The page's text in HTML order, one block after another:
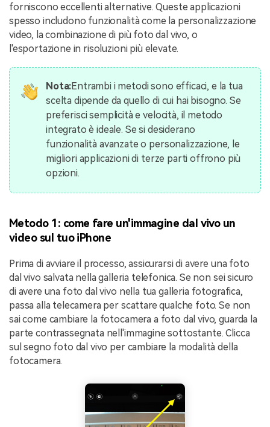
forniscono eccellenti alternative. Queste applicazioni
spesso includono funzionalità come la personalizzazione
video, la combinazione di più foto dal vivo, o
l'esportazione in risoluzioni più elevate.
Nota:Entrambi i metodi sono efficaci, e la tua
scelta dipende da quello di cui hai bisogno. Se
preferisci semplicità e velocità, il metodo
integrato è ideale. Se si desiderano
funzionalità avanzate o personalizzazione, le
migliori applicazioni di terze parti offrono più
opzioni.
Metodo 1: come fare un'immagine dal vivo un
video sul tuo iPhone
Prima di avviare il processo, assicurarsi di avere una foto
dal vivo salvata nella galleria telefonica. Se non sei sicuro
di avere una foto dal vivo nella tua galleria fotografica,
passa alla telecamera per scattare qualche foto. Se non
sai come cambiare la fotocamera a foto dal vivo, guarda la
parte contrassegnata nell'immagine sottostante. Clicca
sul segno foto dal vivo per cambiare la modalità della
fotocamera.